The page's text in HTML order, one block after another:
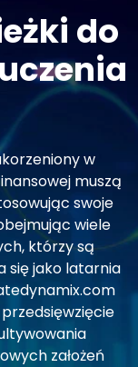
do
w
muszą
swoje
wiele
którzy są
się jako latarnia
założeń